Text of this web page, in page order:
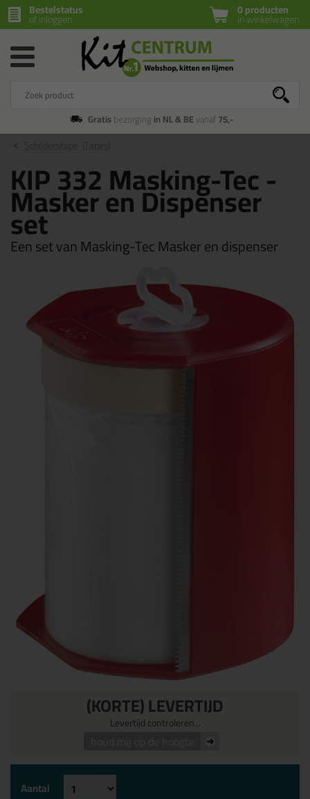
0 producten
in winkelwagen
Bestelstatus
of inloggen
Gratisbezorging in NL & BEvanaf75,-
KIP 332 Masking-Tec -
Masker en Dispenser
set
Een set van Masking-Tec Masker en dispenser
(KORTE) LEVERTIJD
Levertijd controleren...
Aantal